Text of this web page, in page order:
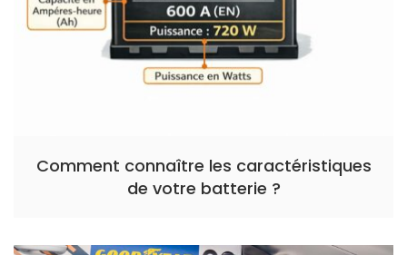
Comment connaître les caractéristiques
de votre batterie ?